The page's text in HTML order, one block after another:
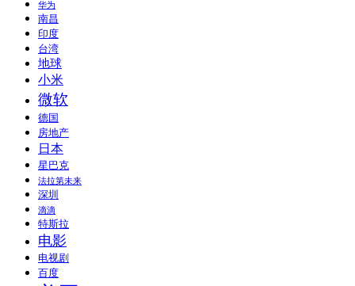
华为
南昌
印度
台湾
地球
小米
微软
德国
房地产
日本
星巴克
法拉第未来
深圳
滴滴
特斯拉
电影
电视剧
百度